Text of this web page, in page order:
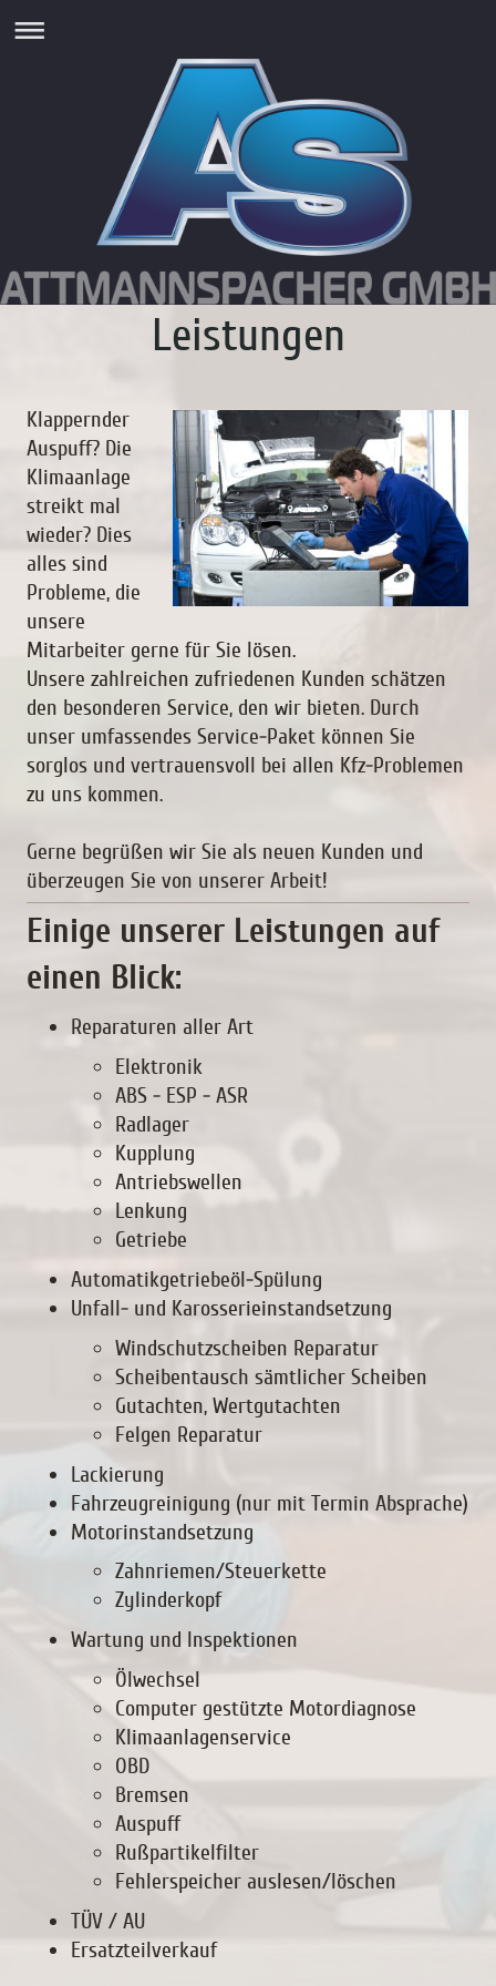
Leistungen
Klappernder
Auspuff? Die
Klimaanlage
streikt mal
wieder? Dies
alles sind
Probleme, die
unsere
Mitarbeiter gerne für Sie lösen.
Unsere zahlreichen zufriedenen Kunden schätzen
den besonderen Service, den wir bieten. Durch
unser umfassendes Service-Paket können Sie
sorglos und vertrauensvoll bei allen Kfz-Problemen
zu uns kommen.
Gerne begrüßen wir Sie als neuen Kunden und
überzeugen Sie von unserer Arbeit!
Einige unserer Leistungen auf
einen Blick:
Reparaturen aller Art
Elektronik
ABS - ESP - ASR
Radlager
Kupplung
Antriebswellen
Lenkung
Getriebe
Automatikgetriebeöl-Spülung
Unfall- und Karosserieinstandsetzung
Windschutzscheiben Reparatur
Scheibentausch sämtlicher Scheiben
Gutachten, Wertgutachten
Felgen Reparatur
Lackierung
Fahrzeugreinigung (nur mit Termin Absprache)
Motorinstandsetzung
Zahnriemen/Steuerkette
Zylinderkopf
Wartung und Inspektionen
Ölwechsel
Computer gestützte Motordiagnose
Klimaanlagenservice
OBD
Bremsen
Auspuff
Rußpartikelfilter
Fehlerspeicher auslesen/löschen
TÜV / AU
Ersatzteilverkauf